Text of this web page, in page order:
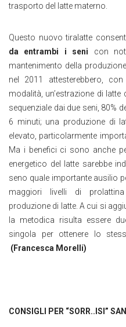
trasporto del latte materno.
Questo nuovo tiralatte
da entrambi i seni con
mantenimento della
nel 2011 attesterebbero,
modalità, un’estrazione di
sequenziale dai due seni, 80%
6 minuti; una produzione di
elevato, particolarmente
Ma i benefici ci sono anche
energetico del latte sarebbe
seno quale importante ausilio
maggiori livelli di prolattina
produzione di latte. A cui si
la metodica risulta essere
singola per ottenere lo
(Francesca Morelli)
CONSIGLI PER “SORR..ISI” SANI